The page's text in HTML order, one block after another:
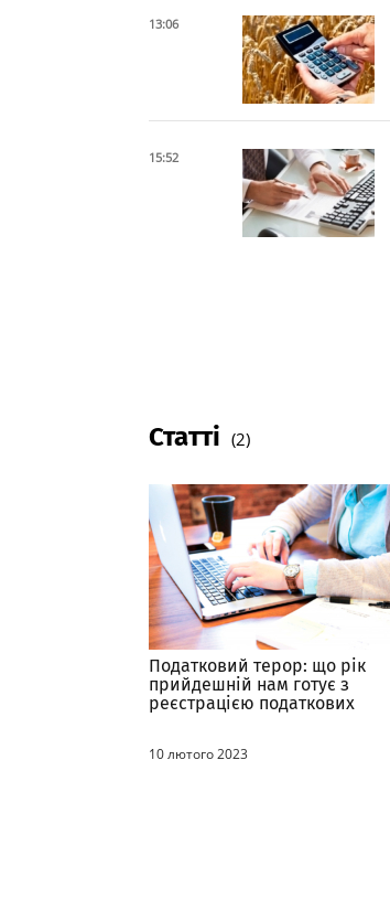
13:06
15:52
Статті (2)
Податковий терор: що рік
прийдешній нам готує з
реєстрацією податкових
10 лютого 2023